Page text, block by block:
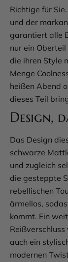
Richtige für
und der
garantiert alle
nur ein
die ihren Style
Menge
heißen Abend
dieses Teil
Design,
Das Design
schwarze
und zugleich
die gesteppte
rebellischen
ärmellos,
kommt. Ein
auch ein
modernen